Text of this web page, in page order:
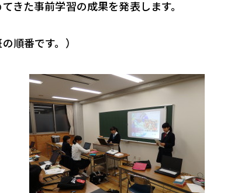
きた事前学習の成果を発表します。
順番です。）